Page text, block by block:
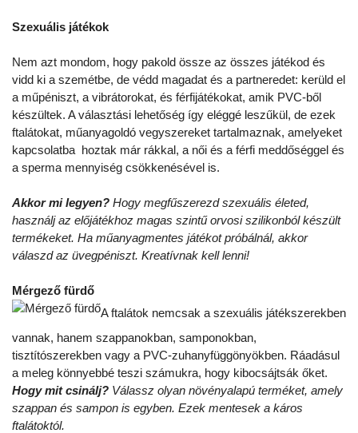
Szexuális játékok
Nem azt mondom, hogy pakold össze az összes játékod és
vidd ki a szemétbe, de védd magadat és a partneredet: kerüld el
a műpéniszt, a vibrátorokat, és férfijátékokat, amik PVC-ből
készültek. A választási lehetőség így eléggé leszűkül, de ezek
ftalátokat, műanyagoldó vegyszereket tartalmaznak, amelyeket
kapcsolatba hoztak már rákkal, a női és a férfi meddőséggel és
a sperma mennyiség csökkenésével is.
Akkor mi legyen? Hogy megfűszerezd szexuális életed,
használj az előjátékhoz magas szintű orvosi szilikonból készült
termékeket. Ha műanyagmentes játékot próbálnál, akkor
válaszd az üvegpéniszt. Kreatívnak kell lenni!
Mérgező fürdő
A ftalátok nemcsak a szexuális játékszerekben
vannak, hanem szappanokban, samponokban,
tisztítószerekben vagy a PVC-zuhanyfüggönyökben. Ráadásul
a meleg könnyebbé teszi számukra, hogy kibocsájtsák őket.
Hogy mit csinálj? Válassz olyan növényalapú terméket, amely
szappan és sampon is egyben. Ezek mentesek a káros
ftalátoktól.